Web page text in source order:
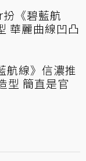
《碧藍航
華麗曲線凹凸
航線》信濃推
型 簡直是官